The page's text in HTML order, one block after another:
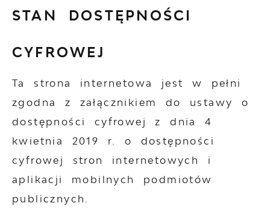
STAN DOSTĘPNOŚCI
CYFROWEJ
Ta strona internetowa jest w pełni
zgodna z załącznikiem do ustawy o
dostępności cyfrowej z dnia 4
kwietnia 2019 r. o dostępności
cyfrowej stron internetowych i
aplikacji mobilnych podmiotów
publicznych.